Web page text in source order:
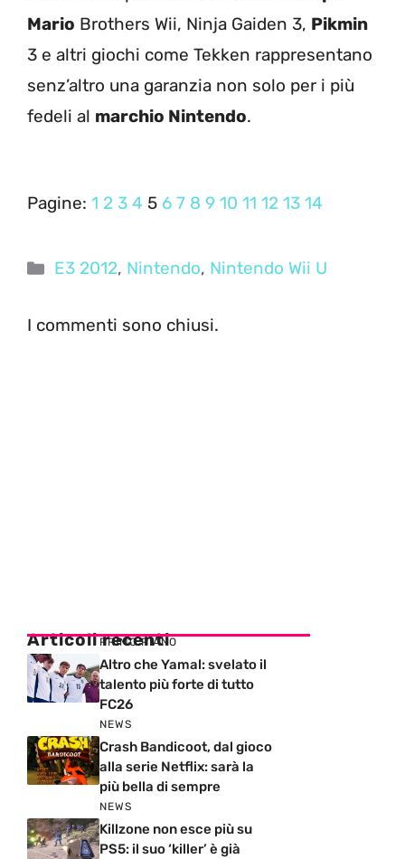
Mario Brothers Wii, Ninja Gaiden 3, Pikmin
3 e altri giochi come Tekken rappresentano
senz’altro una garanzia non solo per i più
fedeli al marchio Nintendo.
Pagine: 1 2 3 4 5 6 7 8 9 10 11 12 13 14
Categorie
E3 2012, Nintendo, Nintendo Wii U
I commenti sono chiusi.
Articoli recenti
PRIMO PIANO
Altro che Yamal: svelato il
talento più forte di tutto
FC26
NEWS
Crash Bandicoot, dal gioco
alla serie Netflix: sarà la
più bella di sempre
NEWS
Killzone non esce più su
PS5: il suo ‘killer’ è già